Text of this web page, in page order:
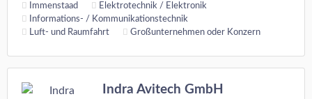
Immenstaad
Elektrotechnik / Elektronik
Informations- / Kommunikationstechnik
Luft- und Raumfahrt
Großunternehmen oder Konzern
Indra Avitech GmbH